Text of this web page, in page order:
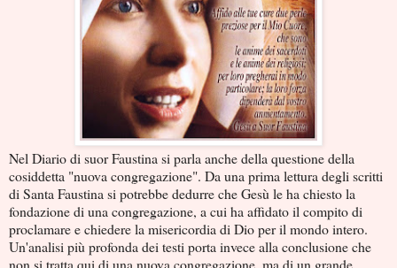
Nel Diario di suor Faustina si parla anche della questione della
cosiddetta "nuova congregazione". Da una prima lettura degli scritti
di Santa Faustina si potrebbe dedurre che Gesù le ha chiesto la
fondazione di una congregazione, a cui ha affidato il compito di
proclamare e chiedere la misericordia di Dio per il mondo intero.
Un'analisi più profonda dei testi porta invece alla conclusione che
non si tratta qui di una nuova congregazione, ma di un grande